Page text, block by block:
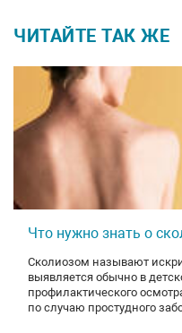
ЧИТАЙТЕ ТАК ЖЕ
Что нужно знать о
Сколиозом называют
выявляется обычно в
профилактического
по случаю простудного